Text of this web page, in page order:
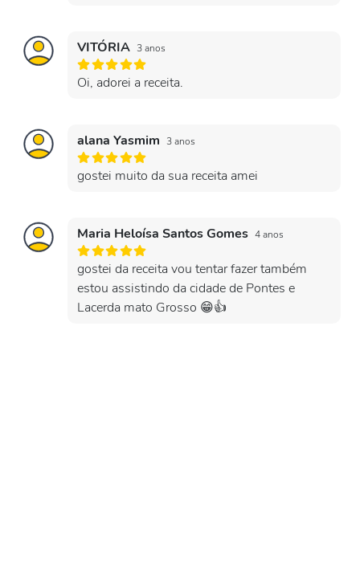
VITÓRIA 3 anos
Oi, adorei a receita.
alana Yasmim 3 anos
gostei muito da sua receita amei
Maria Heloísa Santos Gomes 4 anos
gostei da receita vou tentar fazer também
estou assistindo da cidade de Pontes e
Lacerda mato Grosso 😁👍